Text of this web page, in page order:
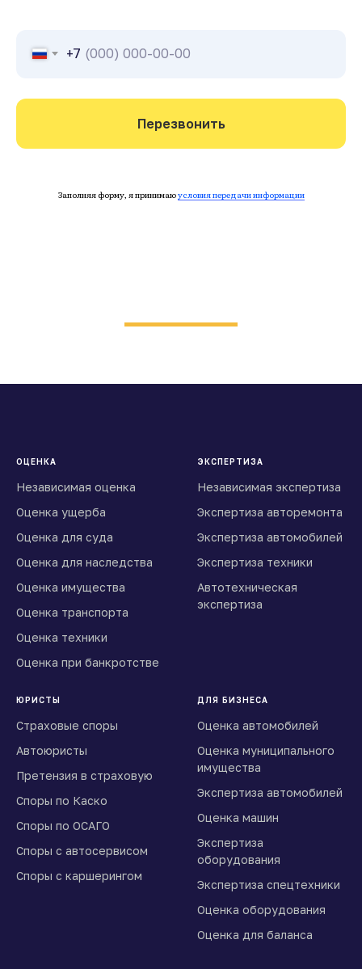
+7
Перезвонить
Заполняя форму, я принимаюусловия передачи информации
ОЦЕНКА
Независимая оценка
Оценка ущерба
Оценка для суда
Оценка для наследства
Оценка имущества
Оценка транспорта
Оценка техники
Оценка при банкротстве
ЭКСПЕРТИЗА
Независимая экспертиза
Экспертиза авторемонта
Экспертиза автомобилей
Экспертиза техники
Автотехническая
экспертиза
ЮРИСТЫ
Страховые споры
Автоюристы
Претензия в страховую
Споры по Каско
Споры по ОСАГО
Споры с автосервисом
Споры с каршерингом
ДЛЯ БИЗНЕСА
Оценка автомобилей
Оценка муниципального
имущества
Экспертиза автомобилей
Оценка машин
Экспертиза
оборудования
Экспертиза спецтехники
Оценка оборудования
Оценка для баланса